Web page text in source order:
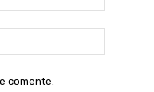
web:
comente.